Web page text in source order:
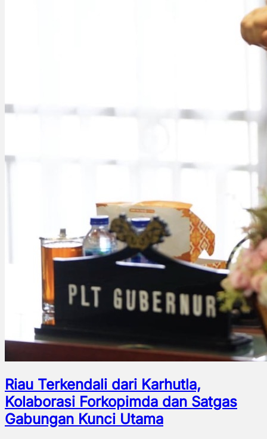
Riau Terkendali dari Karhutla,
Kolaborasi Forkopimda dan Satgas
Gabungan Kunci Utama